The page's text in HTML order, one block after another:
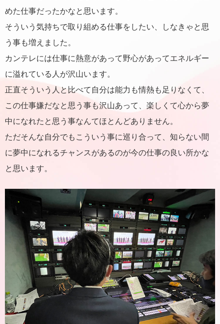
めた仕事だったかなと思います。
そういう気持ちで取り組める仕事をしたい、しなきゃと思
う事も増えました。
カンテレには仕事に熱意があって野心があってエネルギー
に溢れている人が沢山います。
正直そういう人と比べて自分は能力も情熱も足りなくて、
この仕事嫌だなと思う事も沢山あって、楽しくて心から夢
中になれたと思う事なんてほとんどありません。
ただそんな自分でもこういう事に巡り合って、知らない間
に夢中になれるチャンスがあるのが今の仕事の良い所かな
と思います。